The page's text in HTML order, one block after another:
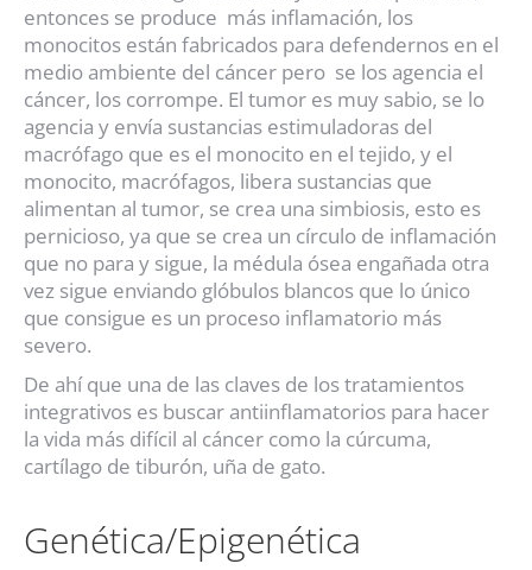
entonces se produce más inflamación, los
monocitos están fabricados para defendernos en el
medio ambiente del cáncer pero se los agencia el
cáncer, los corrompe. El tumor es muy sabio, se lo
agencia y envía sustancias estimuladoras del
macrófago que es el monocito en el tejido, y el
monocito, macrófagos, libera sustancias que
alimentan al tumor, se crea una simbiosis, esto es
pernicioso, ya que se crea un círculo de inflamación
que no para y sigue, la médula ósea engañada otra
vez sigue enviando glóbulos blancos que lo único
que consigue es un proceso inflamatorio más
severo.
De ahí que una de las claves de los tratamientos
integrativos es buscar antiinflamatorios para hacer
la vida más difícil al cáncer como la cúrcuma,
cartílago de tiburón, uña de gato.
Genética/Epigenética